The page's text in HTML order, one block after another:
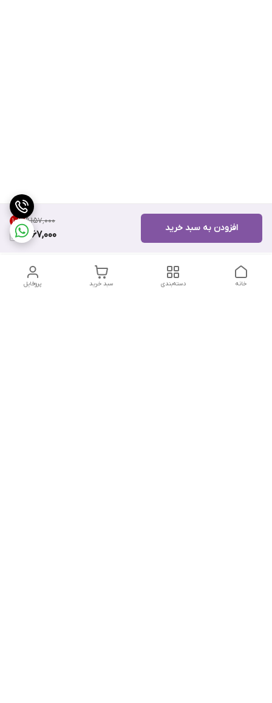
۹٬۱۵۷٬۰۰۰ 10%
8,167,000
افزودن به سبد خرید
پروفایل سبد خرید دسته‌بندی خانه